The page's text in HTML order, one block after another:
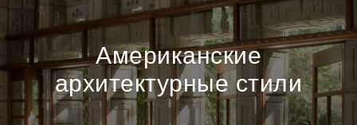
Американские
архитектурные стили